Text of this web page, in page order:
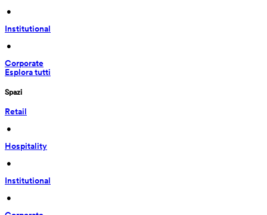
•
Institutional
•
Corporate
Esplora tutti
Spazi
Retail
•
Hospitality
•
Institutional
•